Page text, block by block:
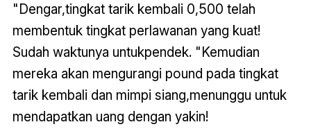
"Dengar,tingkat tarik kembali 0,500 telah
membentuk tingkat perlawanan yang kuat!
Sudah waktunya untukpendek. "Kemudian
mereka akan mengurangi pound pada tingkat
tarik kembali dan mimpi siang,menunggu untuk
mendapatkan uang dengan yakin!